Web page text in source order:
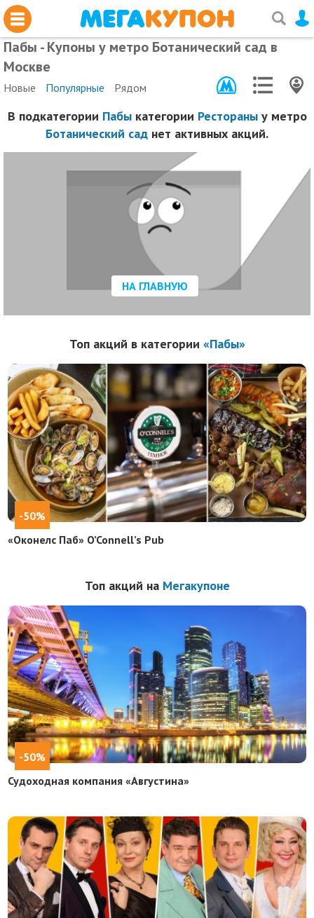
Пабы - Купоны у метро Ботанический сад в
Москве
Новые Популярные Рядом
В подкатегории Пабыкатегории Рестораныу метро
Ботанический сад нет активных акций.
НА ГЛАВНУЮ
Топ акций в категории «Пабы»
-50%
«Оконелс Паб» O’Connell’s Pub
Топ акций на Мегакупоне
-50%
Судоходная компания «Августина»